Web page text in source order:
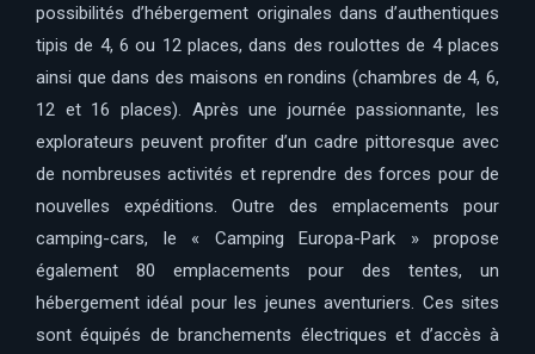
possibilités d’hébergement originales dans d’authentiques
tipis de 4, 6 ou 12 places, dans des roulottes de 4 places
ainsi que dans des maisons en rondins (chambres de 4, 6,
12 et 16 places). Après une journée passionnante, les
explorateurs peuvent profiter d’un cadre pittoresque avec
de nombreuses activités et reprendre des forces pour de
nouvelles expéditions. Outre des emplacements pour
camping-cars, le « Camping Europa-Park » propose
également 80 emplacements pour des tentes, un
hébergement idéal pour les jeunes aventuriers. Ces sites
sont équipés de branchements électriques et d’accès à